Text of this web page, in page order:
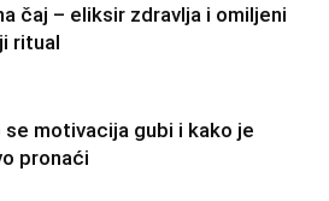
čaj – eliksir zdravlja i omiljeni
ritual
motivacija gubi i kako je
pronaći